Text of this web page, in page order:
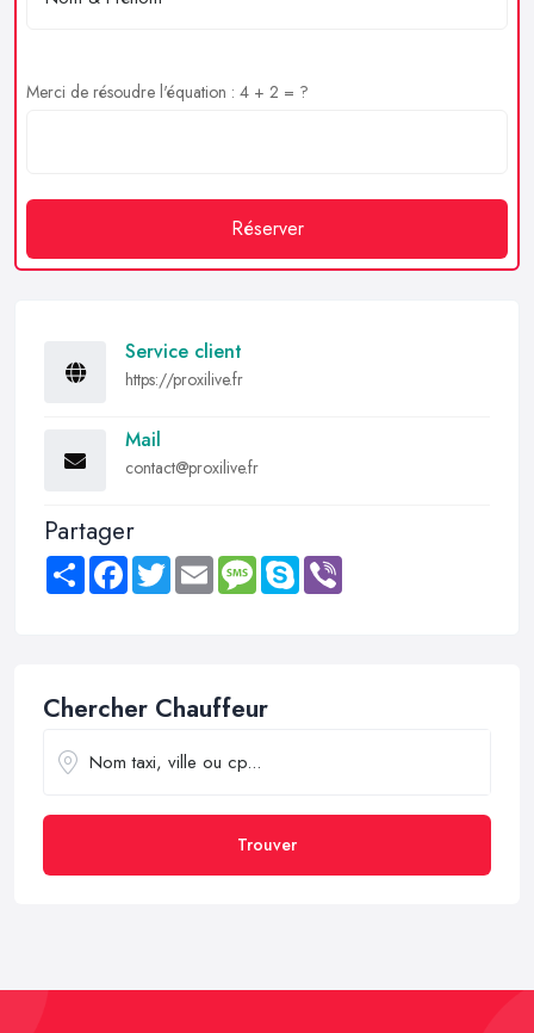
Merci de résoudre l'équation : 4 + 2 = ?
Réserver
Service client
https://proxilive.fr
Mail
contact@proxilive.fr
Partager
Share FacebookTwitter Email MessageSkype
Chercher Chauffeur
Trouver